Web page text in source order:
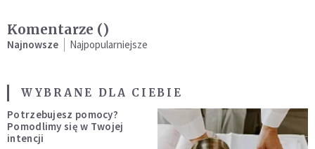
Komentarze ()
Najnowsze Najpopularniejsze
WYBRANE DLA CIEBIE
Potrzebujesz pomocy?
Pomodlimy się w Twojej
intencji